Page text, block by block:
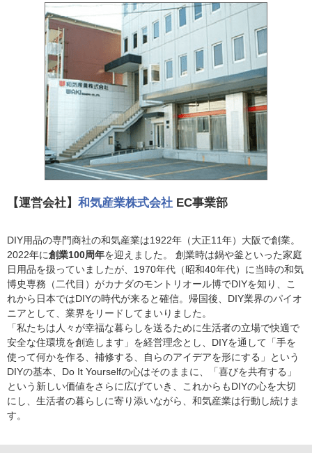
【運営会社】 和気産業株式会社 EC事業部
DIY用品の専門商社の和気産業は1922年（大正11年）大阪で創業。
2022年に創業100周年を迎えました。 創業時は鍋や釜といった家庭
日用品を扱っていましたが、1970年代（昭和40年代）に当時の和気
博史専務（二代目）がカナダのモントリオール博でDIYを知り、こ
れから日本ではDIYの時代が来ると確信。帰国後、DIY業界のパイオ
ニアとして、業界をリードしてまいりました。
「私たちは人々が幸福な暮らしを送るために生活者の立場で快適で
安全な住環境を創造します」を経営理念とし、DIYを通して「手を
使って何かを作る、補修する、自らのアイデアを形にする」という
DIYの基本、Do It Yourselfの心はそのままに、「喜びを共有する」
という新しい価値をさらに広げていき、これからもDIYの心を大切
にし、生活者の暮らしに寄り添いながら、和気産業は行動し続けま
す。